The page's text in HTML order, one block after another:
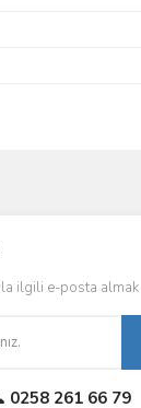
ilgili e-posta
0258 261 66 79